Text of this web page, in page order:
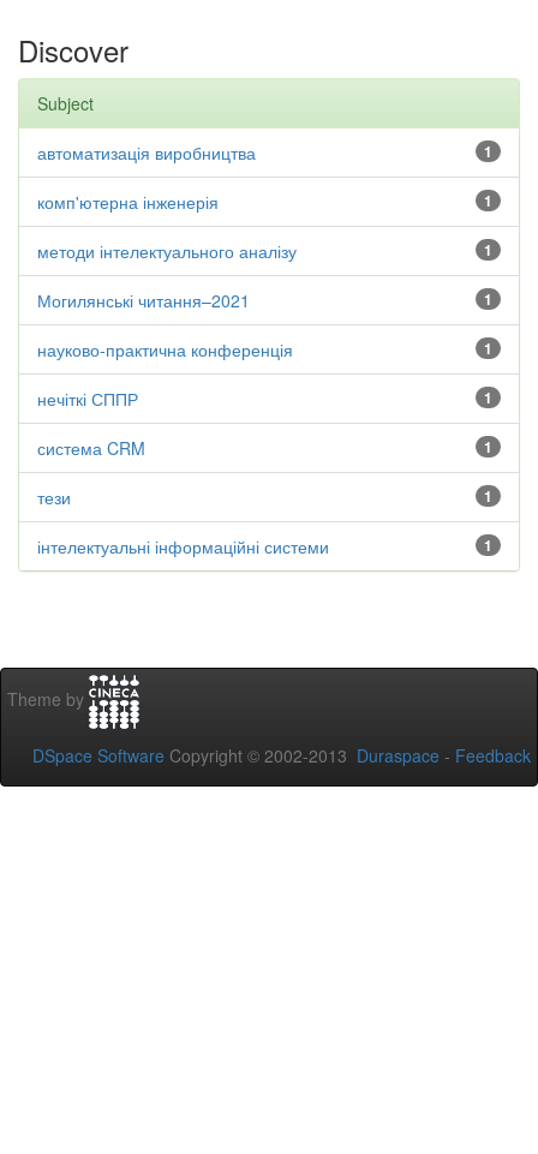
Discover
Subject
1
автоматизація виробництва
1
комп'ютерна інженерія
1
методи інтелектуального аналізу
1
Могилянські читання–2021
1
науково-практична конференція
1
нечіткі СППР
1
система CRM
1
тези
1
інтелектуальні інформаційні системи
Theme by
DSpace Software Copyright © 2002-2013 Duraspace - Feedback